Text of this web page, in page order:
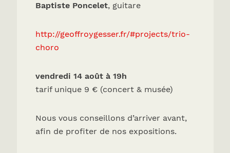
Baptiste Poncelet, guitare
http://geoffroygesser.fr/#projects/trio-
choro
vendredi 14 août à 19h
tarif unique 9 € (concert & musée)
Nous vous conseillons d’arriver avant,
afin de profiter de nos expositions.